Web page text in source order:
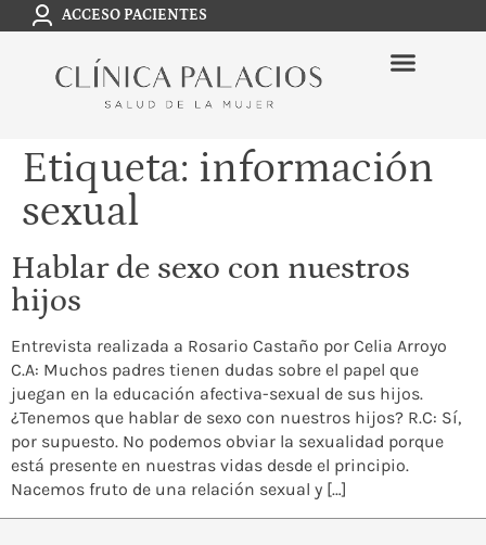
ACCESO PACIENTES
Etiqueta: información
sexual
Hablar de sexo con nuestros
hijos
Entrevista realizada a Rosario Castaño por Celia Arroyo
C.A: Muchos padres tienen dudas sobre el papel que
juegan en la educación afectiva-sexual de sus hijos.
¿Tenemos que hablar de sexo con nuestros hijos? R.C: Sí,
por supuesto. No podemos obviar la sexualidad porque
está presente en nuestras vidas desde el principio.
Nacemos fruto de una relación sexual y […]